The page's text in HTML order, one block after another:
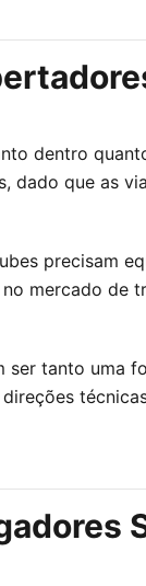
dentro
dado que as
precisam
mercado de
tanto uma